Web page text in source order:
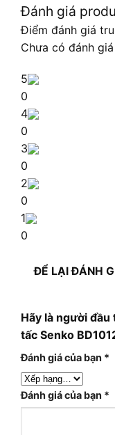
Đánh giá
Điểm đánh giá
Chưa có đánh giá
5
0
4
0
3
0
2
0
1
0
ĐỂ LẠI ĐÁNH
Hãy là người đầu
tấc Senko
Đánh giá của bạn *
Đánh giá của bạn *